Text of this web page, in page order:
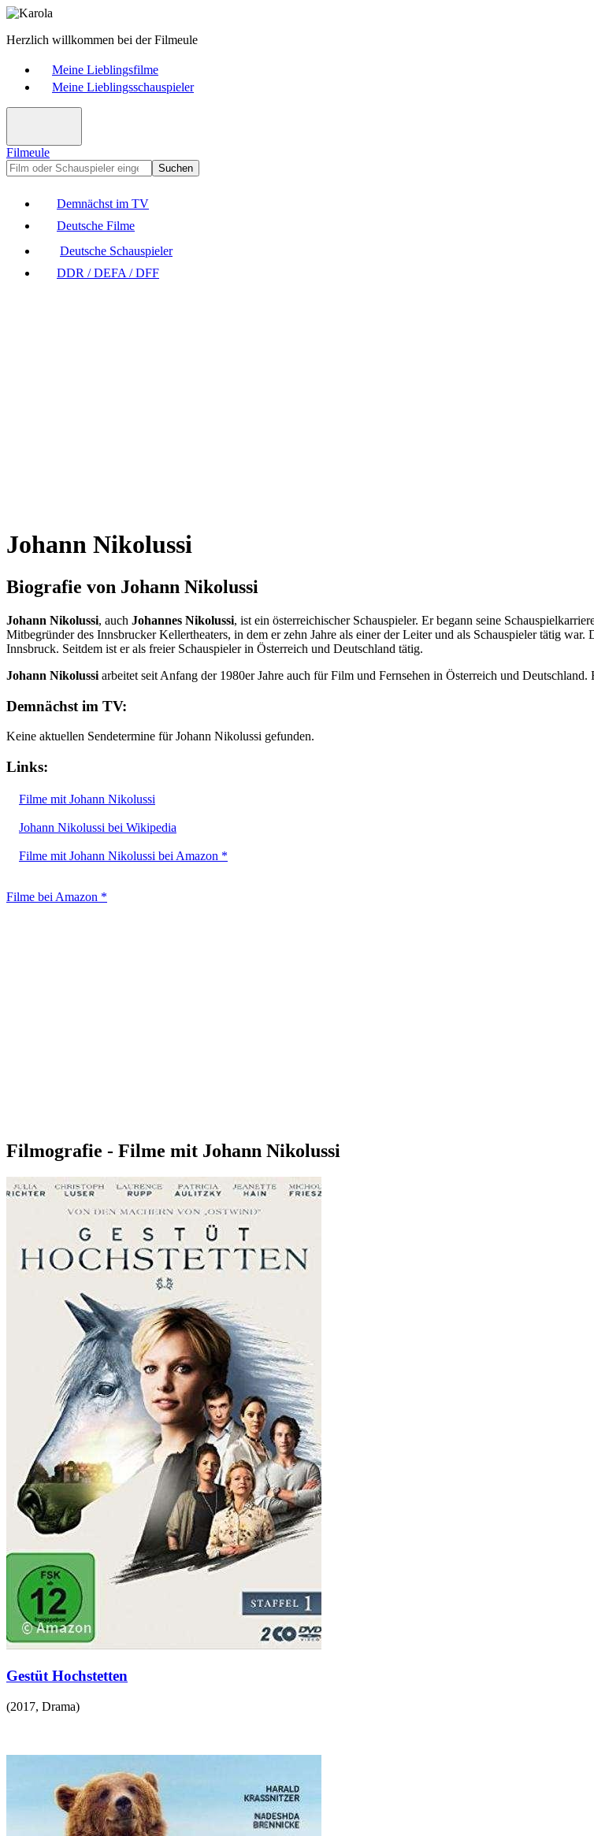
Herzlich willkommen bei der Filmeule
Meine Lieblingsfilme
Meine Lieblingsschauspieler
Filmeule
Suchen
Demnächst im TV
Deutsche Filme
Deutsche Schauspieler
DDR / DEFA / DFF
Johann Nikolussi
Biografie von Johann Nikolussi
Johann Nikolussi, auch Johannes Nikolussi, ist ein österreichischer Schauspieler. Er begann seine
Mitbegründer des Innsbrucker Kellertheaters, in dem er zehn Jahre als einer der Leiter und als Schauspieler tätig
Innsbruck. Seitdem ist er als freier Schauspieler in Österreich und Deutschland tätig.
Johann Nikolussi arbeitet seit Anfang der 1980er Jahre auch für Film und Fernsehen in Österreich und
Demnächst im TV:
Keine aktuellen Sendetermine für Johann Nikolussi gefunden.
Links:
Filme mit Johann Nikolussi
Johann Nikolussi bei Wikipedia
Filme mit Johann Nikolussi bei Amazon *
Filme bei Amazon *
Filmografie - Filme mit Johann Nikolussi
Gestüt Hochstetten
(2017, Drama)